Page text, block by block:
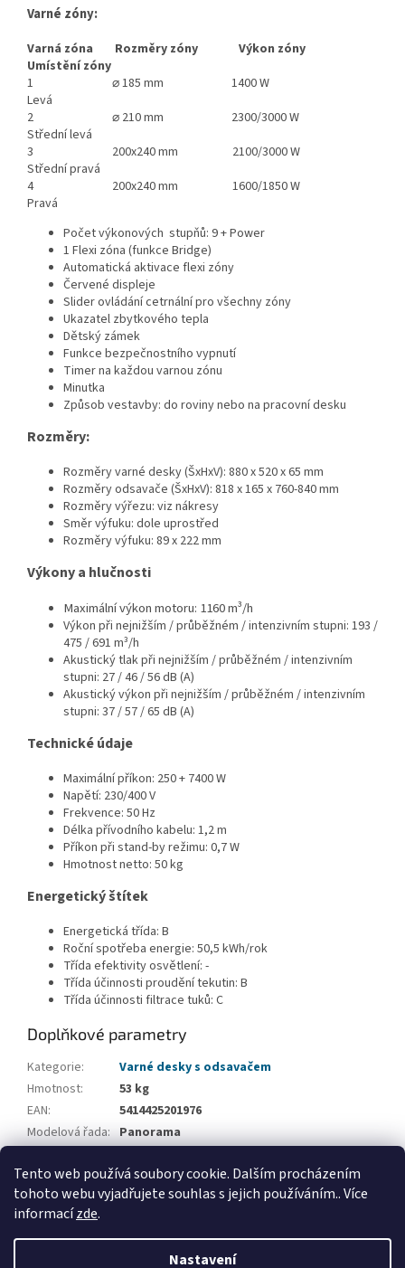
Tento web používá soubory cookie. Dalším procházením
tohoto webu vyjadřujete souhlas s jejich používáním.. Více
informacízde.
Nastavení
Varné zóny:
Varná zóna Rozměry zóny Výkon zóny
Umístění zóny
1
⌀185 mm 1400 W
Levá
2 ⌀ 210 mm 2300/3000 W
Střední levá
3 200x240 mm 2100/3000 W
Střední pravá
4 200x240 mm 1600/1850 W
Pravá
Počet výkonových stupňů: 9 + Power
1 Flexi zóna (funkce Bridge)
Automatická aktivace flexi zóny
Červené displeje
Slider ovládání cetrnální pro všechny zóny
Ukazatel zbytkového tepla
Dětský zámek
Funkce bezpečnostního vypnutí
Timer na každou varnou zónu
Minutka
Způsob vestavby: do roviny nebo na pracovní desku
Rozměry:
Rozměry varné desky (ŠxHxV): 880 x 520 x 65 mm
Rozměry odsavače (ŠxHxV): 818 x 165 x 760-840 mm
Rozměry výřezu: viz nákresy
Směr výfuku: dole uprostřed
Rozměry výfuku: 89 x 222 mm
Výkony a hlučnosti
Maximální výkon motoru: 1160 m³/h
Výkon při nejnižším / průběžném / intenzivním stupni: 193 /
475 / 691 m³/h
Akustický tlak při nejnižším / průběžném / intenzivním
stupni: 27 / 46 / 56 dB (A)
Akustický výkon při nejnižším / průběžném / intenzivním
stupni: 37 / 57 / 65 dB (A)
Technické údaje
Maximální příkon: 250 + 7400 W
Napětí: 230/400 V
Frekvence: 50 Hz
Délka přívodního kabelu: 1,2 m
Příkon při stand-by režimu: 0,7 W
Hmotnost netto: 50 kg
Energetický štítek
Energetická třída: B
Roční spotřeba energie: 50,5 kWh/rok
Třída efektivity osvětlení: -
Třída účinnosti proudění tekutin: B
Třída účinnosti filtrace tuků: C
Doplňkové parametry
Kategorie:
Varné desky s odsavačem
Hmotnost:
53 kg
EAN:
5414425201976
Modelová řada: Panorama
Recirkulace: Volitelná recirkulace